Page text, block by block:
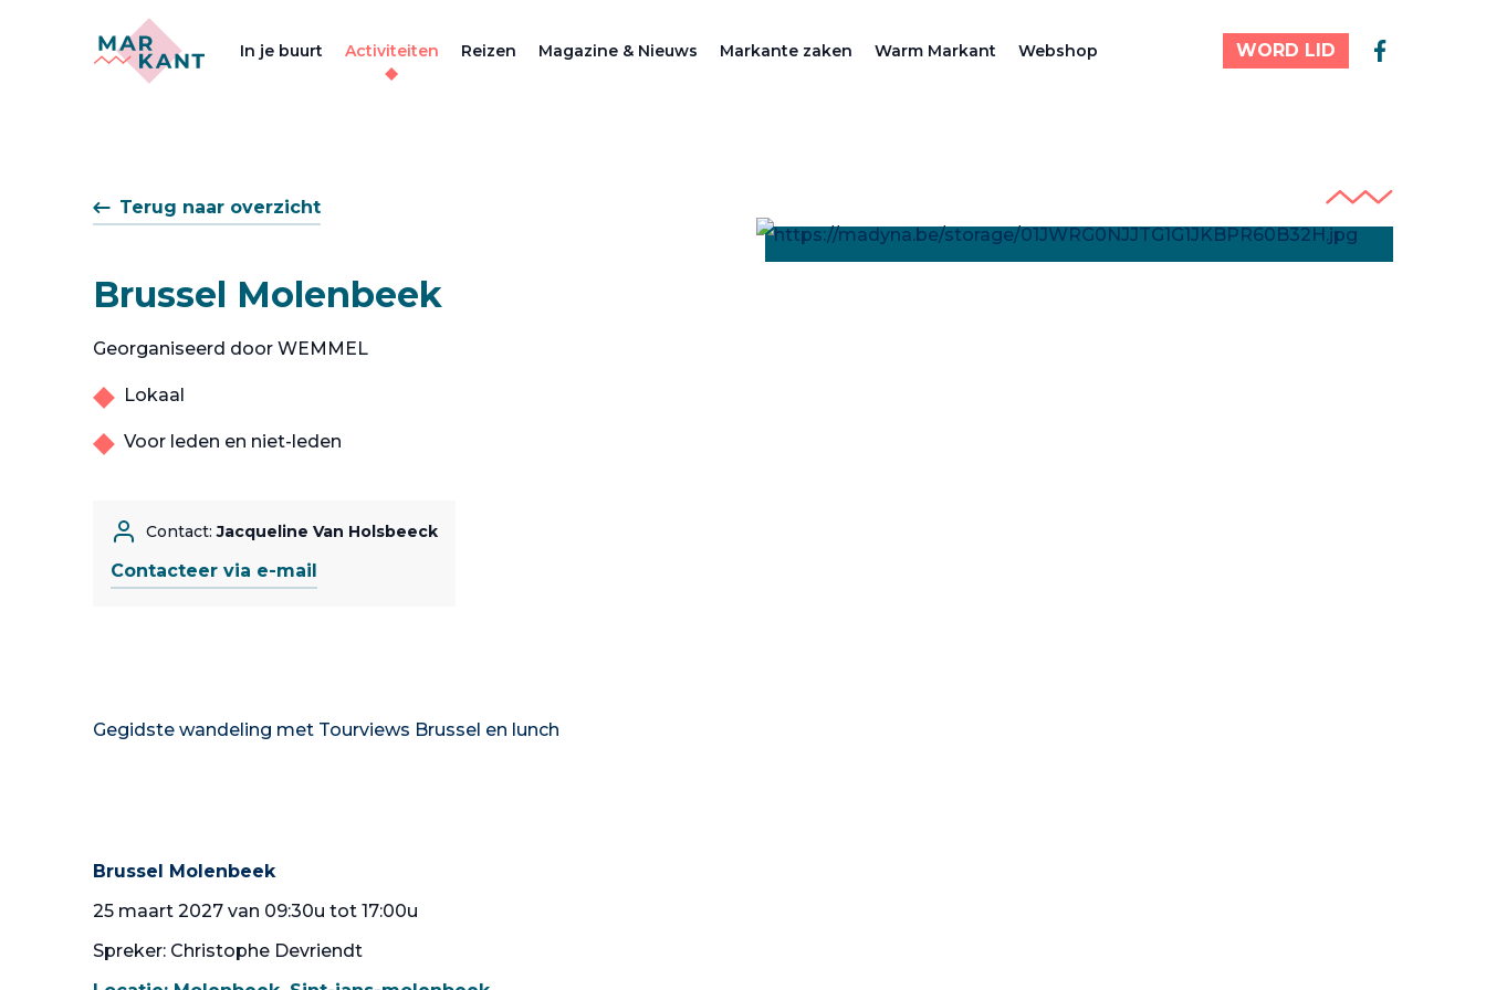
In je buurt Activiteiten Reizen Magazine & Nieuws Markante zaken Warm Markant Webshop WORD LID
Terug naar overzicht
Brussel Molenbeek
Georganiseerd door WEMMEL
Lokaal
Voor leden en niet-leden
Contact:Jacqueline Van Holsbeeck
Contacteer via e-mail
Gegidste wandeling met Tourviews Brussel en lunch
Brussel Molenbeek
25 maart 2027 van 09:30u tot 17:00u
Spreker: Christophe Devriendt